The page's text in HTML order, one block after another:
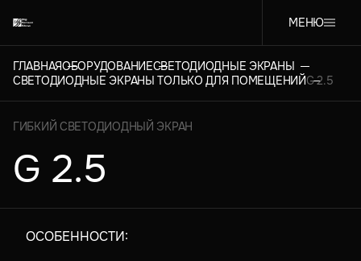
МЕНЮ
ГЛАВНАЯОБОРУДОВАНИЕСВЕТОДИОДНЫЕ ЭКРАНЫ
СВЕТОДИОДНЫЕ ЭКРАНЫ ТОЛЬКО ДЛЯ ПОМЕЩЕНИЙG 2.5
G 2.5
ГИБКИЙ СВЕТОДИОДНЫЙ ЭКРАН
ОСОБЕННОСТИ: